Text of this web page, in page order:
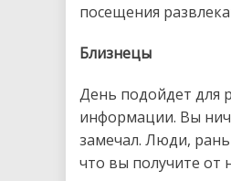
посещения
Близнецы
День подойдет для
информации. Вы
замечал. Люди,
что вы получите от